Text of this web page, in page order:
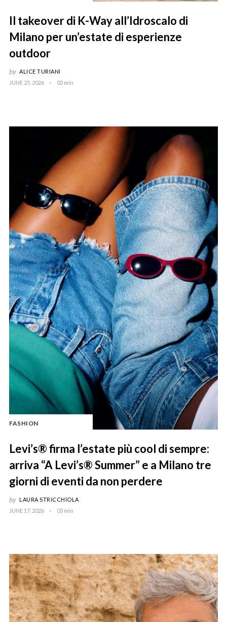
Il takeover di K-Way all’Idroscalo di
Milano per un’estate di esperienze
outdoor
by ALICE TURIANI
JUNE 25, 2026
02 min
FASHION
Levi’s® firma l’estate più cool di sempre:
arriva “A Levi’s® Summer” e a Milano tre
giorni di eventi da non perdere
by LAURA STRICCHIOLA
JUNE 17, 2026
03 min